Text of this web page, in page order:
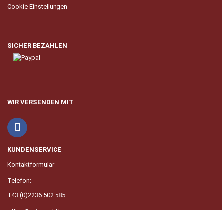
Cookie Einstellungen
SICHER BEZAHLEN
WIR VERSENDEN MIT
KUNDENSERVICE
Kontaktformular
Telefon:
+43 (0)2236 502 585